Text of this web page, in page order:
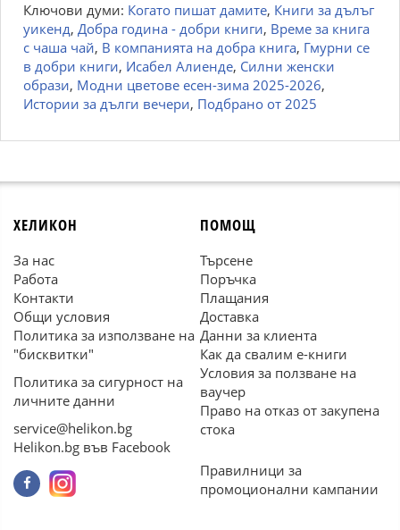
Ключови думи: Когато пишат дамите, Книги за дълъг
уикенд, Добра година - добри книги, Време за книга
с чаша чай, В компанията на добра книга, Гмурни се
в добри книги, Исабел Алиенде, Силни женски
образи, Модни цветове есен-зима 2025-2026,
Истории за дълги вечери, Подбрано от 2025
ХЕЛИКОН
За нас
Работа
Контакти
Общи условия
Политика за използване на
"бисквитки"
Политика за сигурност на
личните данни
service@helikon.bg
Helikon.bg във Facebook
ПОМОЩ
Търсене
Поръчка
Плащания
Доставка
Данни за клиента
Как да свалим е-книги
Условия за ползване на
ваучер
Право на отказ от закупена
стока
Правилници за
промоционални кампании